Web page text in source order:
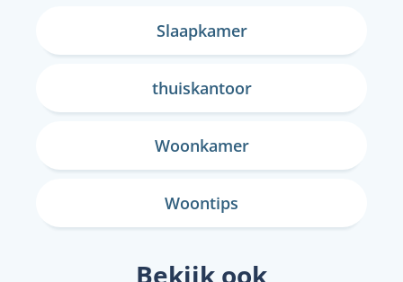
Slaapkamer
thuiskantoor
Woonkamer
Woontips
Bekijk ook